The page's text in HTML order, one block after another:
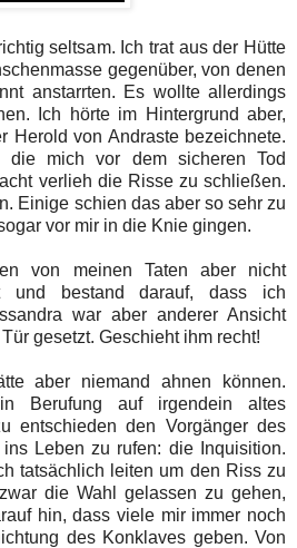
seltsam. Ich trat aus der Hütte
gegenüber, von denen
anstarrten. Es wollte allerdings
Ich hörte im Hintergrund aber,
Herold von Andraste bezeichnete.
mich vor dem sicheren Tod
verlieh die Risse zu schließen.
Einige schien das aber so sehr zu
vor mir in die Knie gingen.
von meinen Taten aber nicht
und bestand darauf, dass ich
war aber anderer Ansicht
gesetzt. Geschieht ihm recht!
aber niemand ahnen können.
Berufung auf irgendein altes
entschieden den Vorgänger des
Leben zu rufen: die Inquisition.
tatsächlich leiten um den Riss zu
die Wahl gelassen zu gehen,
hin, dass viele mir immer noch
des Konklaves geben. Von